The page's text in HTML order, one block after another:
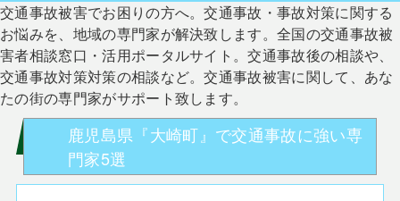
交通事故被害でお困りの方へ。交通事故・事故対策に関する
お悩みを、地域の専門家が解決致します。全国の交通事故被
害者相談窓口・活用ポータルサイト。交通事故後の相談や、
交通事故対策対策の相談など。交通事故被害に関して、あな
たの街の専門家がサポート致します。
鹿児島県『大崎町』で交通事故に強い専
門家5選